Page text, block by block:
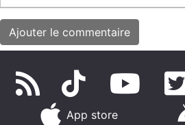
App store